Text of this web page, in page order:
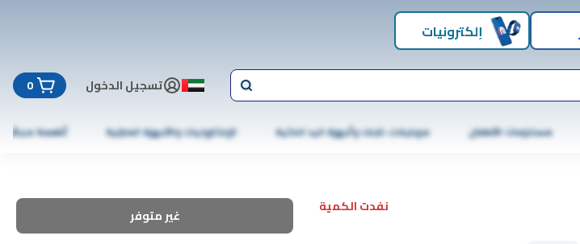
إلكترونيات
تسجيل الدخول 0
مستلزمات الأطفال موبايلات، تابلت وأجهزة اليد الذكية الإلكترونيات والأجهزة المنزلية أطعمة مجمّدة
نفدت الكمية غير متوفر